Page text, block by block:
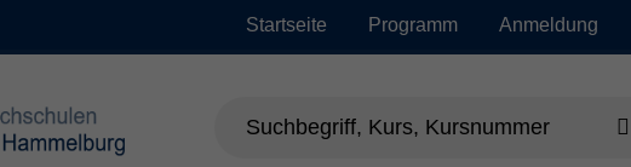
Startseite Programm Anmeldung